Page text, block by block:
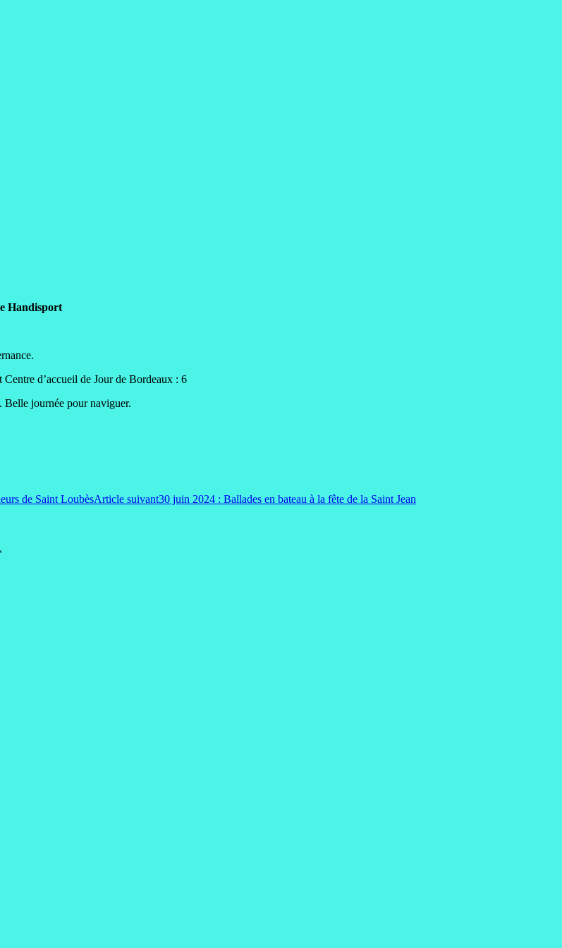
Handisport
d’accueil de Jour de Bordeaux : 6
journée pour naviguer.
de Saint LoubèsArticle suivant30 juin 2024 : Ballades en bateau à la fête de la Saint Jean